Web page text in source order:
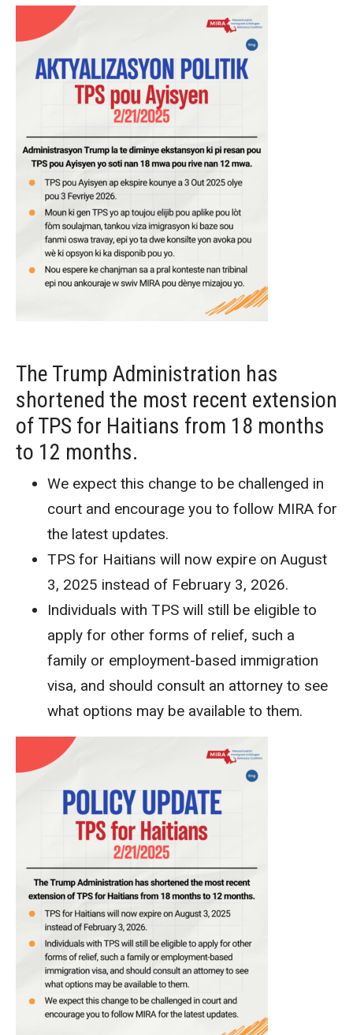
The Trump Administration has
shortened the most recent extension
of TPS for Haitians from 18 months
to 12 months.
We expect this change to be challenged in
court and encourage you to follow MIRA for
the latest updates.
TPS for Haitians will now expire on August
3, 2025 instead of February 3, 2026.
Individuals with TPS will still be eligible to
apply for other forms of relief, such a
family or employment-based immigration
visa, and should consult an attorney to see
what options may be available to them.